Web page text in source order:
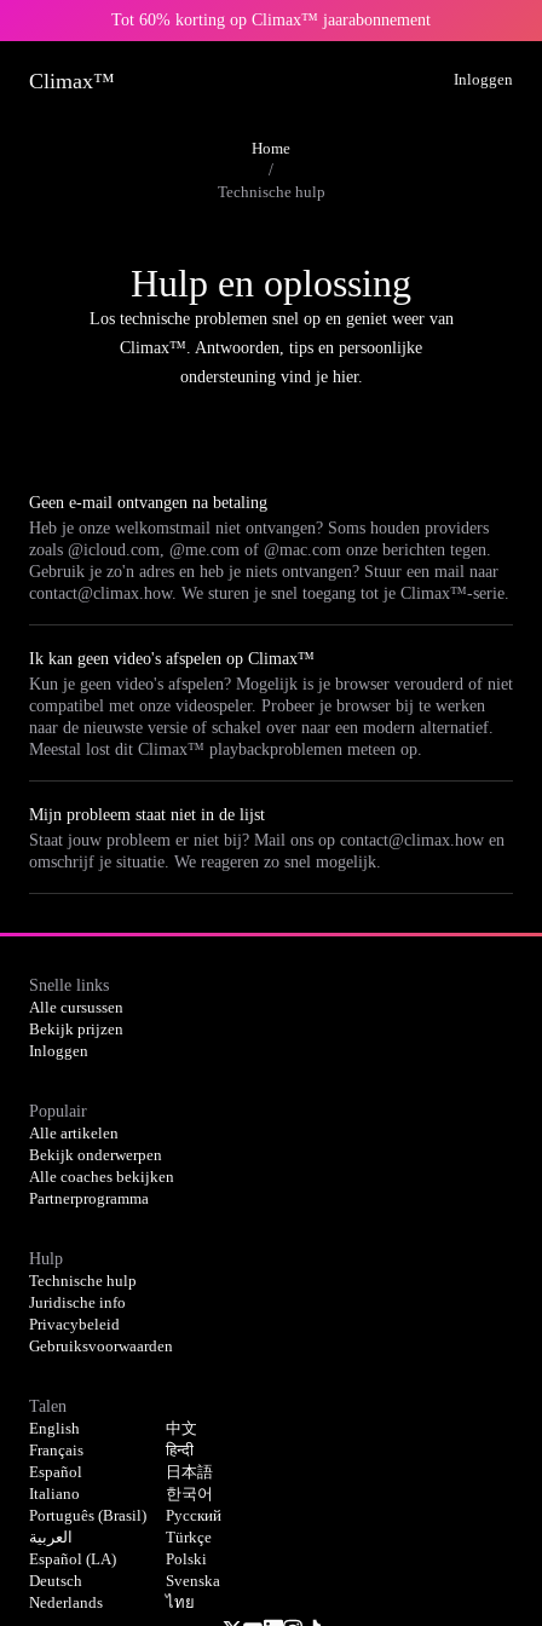
Tot 60% korting op Climax™ jaarabonnement
Climax™ Inloggen
Home
/
Technische hulp
Hulp en oplossing
Los technische problemen snel op en geniet weer van
Climax™. Antwoorden, tips en persoonlijke
ondersteuning vind je hier.
Geen e-mail ontvangen na betaling
Heb je onze welkomstmail niet ontvangen? Soms houden providers
zoals @icloud.com, @me.com of @mac.com onze berichten tegen.
Gebruik je zo'n adres en heb je niets ontvangen? Stuur een mail naar
contact@climax.how. We sturen je snel toegang tot je Climax™-serie.
Ik kan geen video's afspelen op Climax™
Kun je geen video's afspelen? Mogelijk is je browser verouderd of niet
compatibel met onze videospeler. Probeer je browser bij te werken
naar de nieuwste versie of schakel over naar een modern alternatief.
Meestal lost dit Climax™ playbackproblemen meteen op.
Mijn probleem staat niet in de lijst
Staat jouw probleem er niet bij? Mail ons op contact@climax.how en
omschrijf je situatie. We reageren zo snel mogelijk.
Snelle links
Alle cursussen
Bekijk prijzen
Inloggen
Populair
Alle artikelen
Bekijk onderwerpen
Alle coaches bekijken
Partnerprogramma
Hulp
Technische hulp
Juridische info
Privacybeleid
Gebruiksvoorwaarden
Talen
English
Français
Español
Italiano
Português (Brasil)
العربية
Español (LA)
Deutsch
Nederlands
中文
हिन्दी
日本語
한국어
Русский
Türkçe
Polski
Svenska
ไทย